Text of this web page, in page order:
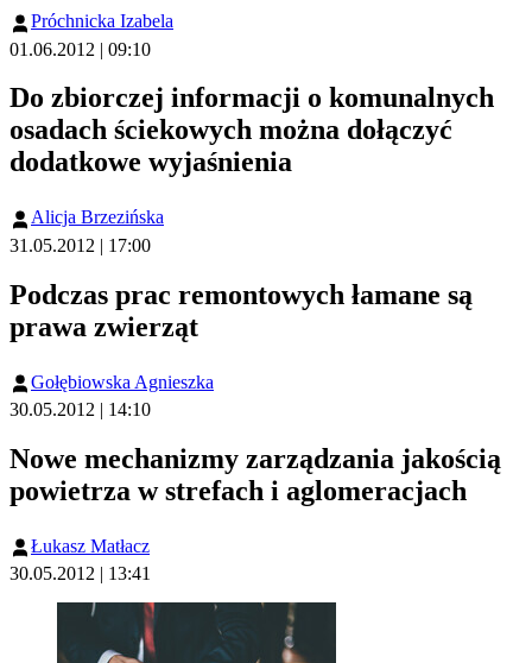
Próchnicka Izabela
01.06.2012 | 09:10
Do zbiorczej informacji o komunalnych
osadach ściekowych można dołączyć
dodatkowe wyjaśnienia
Alicja Brzezińska
31.05.2012 | 17:00
Podczas prac remontowych łamane są
prawa zwierząt
Gołębiowska Agnieszka
30.05.2012 | 14:10
Nowe mechanizmy zarządzania jakością
powietrza w strefach i aglomeracjach
Łukasz Matłacz
30.05.2012 | 13:41